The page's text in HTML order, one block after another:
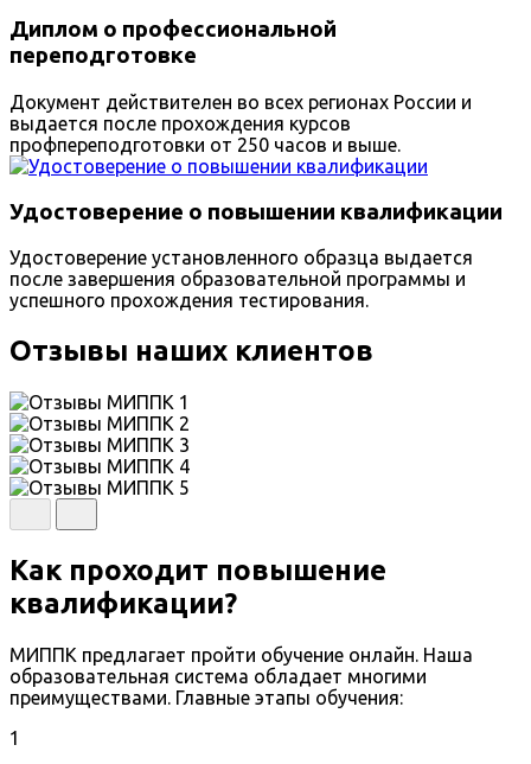
Диплом о профессиональной
переподготовке
Документ действителен во всех регионах России и
выдается после прохождения курсов
профпереподготовки от 250 часов и выше.
Удостоверение о повышении квалификации
Удостоверение установленного образца выдается
после завершения образовательной программы и
успешного прохождения тестирования.
Отзывы наших клиентов
Как проходит повышение
квалификации?
МИППК предлагает пройти обучение онлайн. Наша
образовательная система обладает многими
преимуществами. Главные этапы обучения:
1